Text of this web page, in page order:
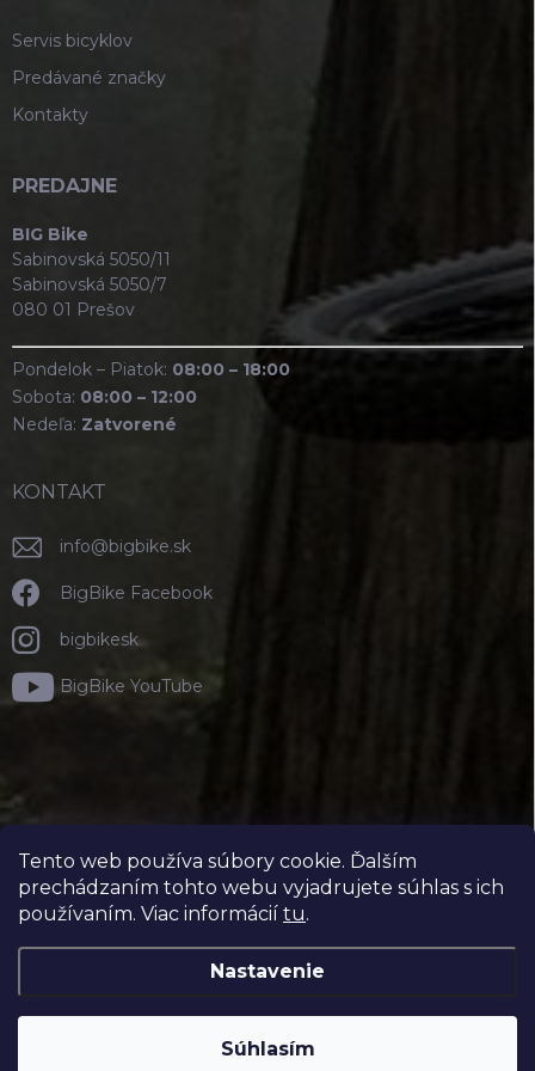
Tento web používa súbory cookie. Ďalším
prechádzaním tohto webu vyjadrujete súhlas s ich
používaním. Viac informácií tu.
Nastavenie
Súhlasím
Servis bicyklov
Predávané značky
Kontakty
PREDAJNE
BIG Bike
Sabinovská 5050/11
Sabinovská 5050/7
080 01 Prešov
Pondelok – Piatok: 08:00 – 18:00
Sobota: 08:00 – 12:00
Nedeľa: Zatvorené
KONTAKT
info@bigbike.sk
BigBike Facebook
bigbikesk
BigBike YouTube
BIGBIKE.SK . Všetky práva vyhradené.